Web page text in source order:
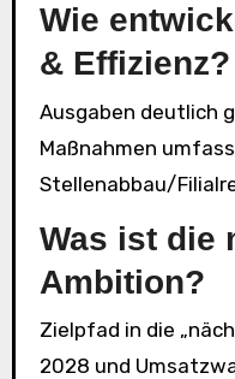
Wie
& Effizienz?
Ausgaben deutlich
Maßnahmen
Stellenabbau/
Was ist die
Ambition?
Zielpfad in die
2028 und